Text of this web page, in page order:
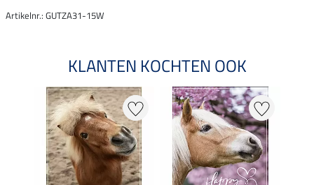
Artikelnr.: GUTZA31-15W
KLANTEN KOCHTEN OOK